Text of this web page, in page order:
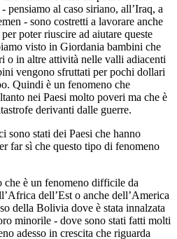
pensiamo al caso siriano, all’Iraq, a
- sono costretti a lavorare anche
poter riuscire ad aiutare queste
visto in Giordania bambini che
o in altre attività nelle valli adiacenti
vengono sfruttati per pochi dollari
Quindi è un fenomeno che
nei Paesi molto poveri ma che è
derivanti dalle guerre.
sono stati dei Paesi che hanno
far sì che questo tipo di fenomeno
che è un fenomeno difficile da
dell’Est o anche dell’America
della Bolivia dove è stata innalzata
minorile - dove sono stati fatti molti
adesso in crescita che riguarda